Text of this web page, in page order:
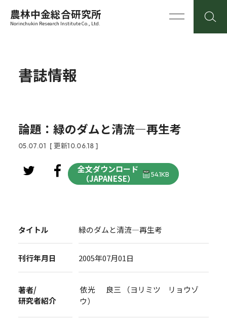
農林中金総合研究所
Norinchukin Research Institute Co., Ltd.
書誌情報
論題：緑のダムと清流―再生考
05.07.01 [ 更新10.06.18 ]
全文ダウンロード
（JAPANESE）
54.1KB
タイトル 緑のダムと清流―再生考
刊行年月日 2005年07月01日
著者/
研究者紹介
依光 良三 （ヨリミツ リョウゾ
ウ）